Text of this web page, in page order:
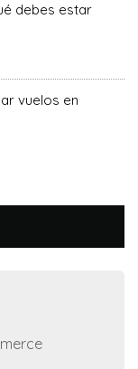
debes estar
vuelos en